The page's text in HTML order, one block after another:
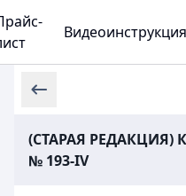
Видеоинструкция
(СТАРАЯ РЕДАКЦИЯ)
№ 193-IV